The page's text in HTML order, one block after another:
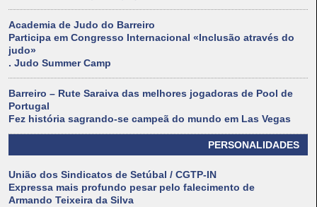
Academia de Judo do Barreiro
Participa em Congresso Internacional «Inclusão através do
judo»
. Judo Summer Camp
Barreiro – Rute Saraiva das melhores jogadoras de Pool de
Portugal
Fez história sagrando-se campeã do mundo em Las Vegas
PERSONALIDADES
União dos Sindicatos de Setúbal / CGTP-IN
Expressa mais profundo pesar pelo falecimento de
Armando Teixeira da Silva